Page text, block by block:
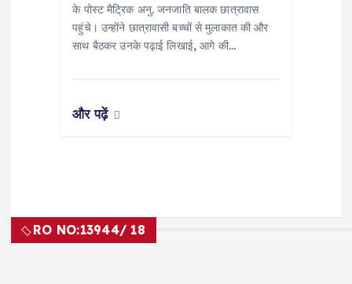
के पोस्ट मैट्रिक अनु. जनजाति बालक छात्रावास
पहुंचे। उन्होंने छात्रावासी बच्चों से मुलाकात की और
साथ बैठकर उनके पढ़ाई लिखाई, आगे की…
और पढ़ें
RO NO:13944/ 18